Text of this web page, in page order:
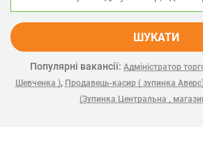
ШУКАТИ
Популярні вакансії: Адміністратор
Шевченка ), Продавець-касир ( зупинка
(Зупинка Центральна ,